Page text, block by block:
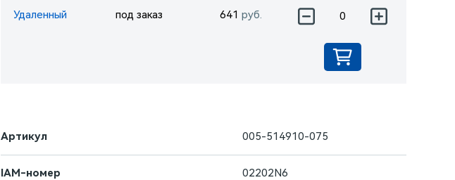
Удаленный под заказ 641 руб.
Артикул 005-514910-075
IAM-номер 02202N6